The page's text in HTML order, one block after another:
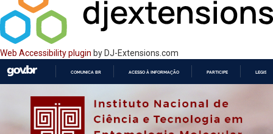
Web Accessibility plugin by DJ-Extensions.com
O
COMUNICA BR ACESSO À INFORMAÇÃO PARTICIPE